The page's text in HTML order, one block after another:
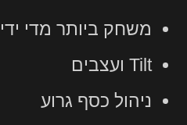
משחק ביותר מדי
Tilt ועצבים
ניהול כסף גרוע